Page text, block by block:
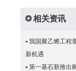
相关资讯
▪ 我国聚乙烯工程
新机遇
▪ 第一基石新推出